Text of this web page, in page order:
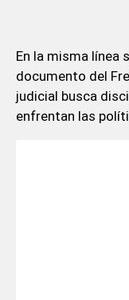
En la misma línea
documento del
judicial busca
enfrentan las